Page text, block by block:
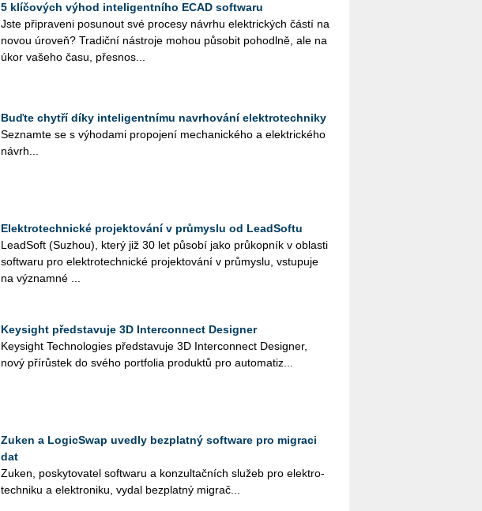
5 klíčových výhod inteligentního ECAD softwaru
Jste při­pra­ve­ni po­su­nout své pro­ce­sy ná­vr­hu elek­tric­kých částí na
novou úroveň? Tra­dič­ní ná­stro­je mohou pů­so­bit po­ho­dl­ně, ale na
úkor va­še­ho času, přes­nos...
Buďte chytří díky inteligentnímu navrhování elektrotechniky
Se­znam­te se s vý­ho­da­mi pro­po­je­ní me­cha­nic­ké­ho a elek­tric­ké­ho
ná­vr­h...
Elektrotechnické projektování v průmyslu od LeadSoftu
Lead­Soft (Suzhou), který již 30 let pů­so­bí jako prů­kop­ník v ob­las­ti
soft­wa­ru pro elek­tro­tech­nic­ké pro­jek­to­vá­ní v prů­mys­lu, vstu­pu­je
na vý­znam­né ...
Keysight představuje 3D Interconnect Designer
Key­sight Tech­no­lo­gies před­sta­vu­je 3D In­ter­con­nect De­signer,
nový pří­růs­tek do svého port­fo­lia pro­duk­tů pro au­to­ma­ti­z...
Zuken a LogicSwap uvedly bezplatný software pro migraci
dat
Zuken, po­sky­to­va­tel soft­wa­ru a kon­zul­tač­ních slu­žeb pro elek­tro­
tech­ni­ku a elek­tro­ni­ku, vydal bez­plat­ný mi­grač­...